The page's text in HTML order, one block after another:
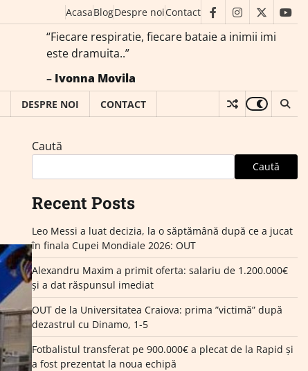
AcasaBlogDespre noiContact facebookinstagram
twitter
“Fiecare respiratie, fiecare bataie a inimii imi
este dramuita..”
– Ivonna Movila
DESPRE NOI CONTACT
Caută
Caută
Recent Posts
Leo Messi a luat decizia, la o săptămână după ce a jucat
în finala Cupei Mondiale 2026: OUT
Alexandru Maxim a primit oferta: salariu de 1.200.000€
și a dat răspunsul imediat
OUT de la Universitatea Craiova: prima ”victimă” după
dezastrul cu Dinamo, 1-5
Fotbalistul transferat pe 900.000€ a plecat de la Rapid și
a fost prezentat la noua echipă